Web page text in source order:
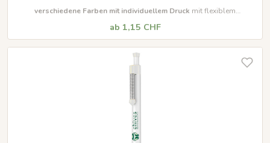
verschiedene Farben mit individuellem Druck mit flexiblem
Mindestbestellmenge 500 Stück
ab 1,15 CHF